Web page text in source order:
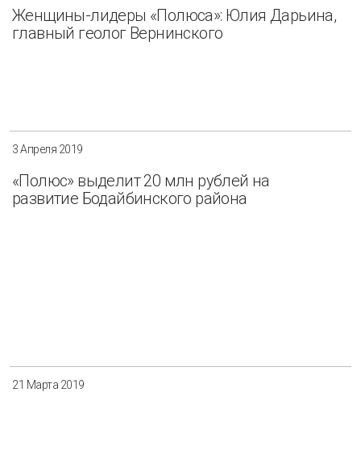
Женщины-лидеры «Полюса»: Юлия Дарьина,
главный геолог Вернинского
3 Апреля 2019
«Полюс» выделит 20 млн рублей на
развитие Бодайбинского района
21 Марта 2019